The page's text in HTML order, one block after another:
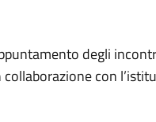
degli
con